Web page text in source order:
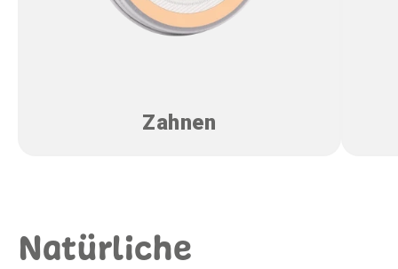
Zahnen
Natürliche